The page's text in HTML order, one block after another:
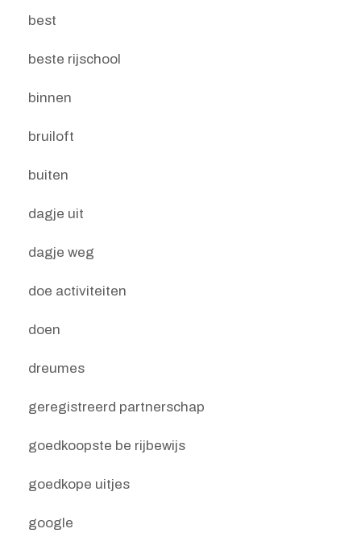
best
beste rijschool
binnen
bruiloft
buiten
dagje uit
dagje weg
doe activiteiten
doen
dreumes
geregistreerd partnerschap
goedkoopste be rijbewijs
goedkope uitjes
google